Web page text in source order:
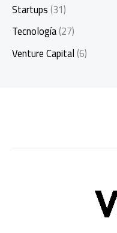
Startups(31)
Tecnología(27)
Venture Capital(6)